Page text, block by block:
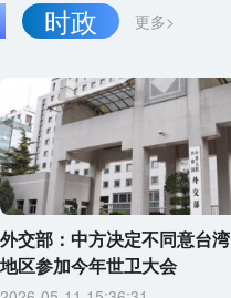
更多>
时政
外交部：中方决定不同意台湾
地区参加今年世卫大会